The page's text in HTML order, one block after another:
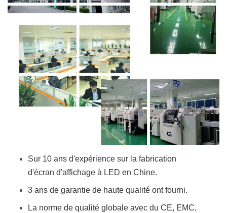
Sur 10 ans d'expérience sur la fabrication
d'écran d'affichage à LED en Chine.
3 ans de garantie de haute qualité ont fourni.
La norme de qualité globale avec du CE, EMC,